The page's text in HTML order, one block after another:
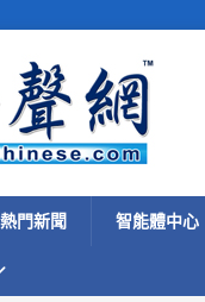
熱門新聞 智能體中心